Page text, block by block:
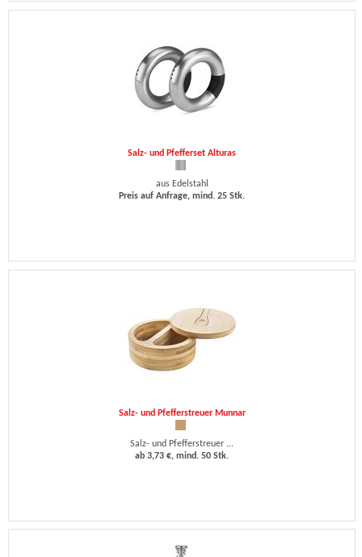
Salz- und Pfefferset Alturas
aus Edelstahl
Preis auf Anfrage, mind. 25 Stk.
Salz- und Pfefferstreuer Munnar
Salz- und Pfefferstreuer ...
ab 3,73 €, mind. 50 Stk.